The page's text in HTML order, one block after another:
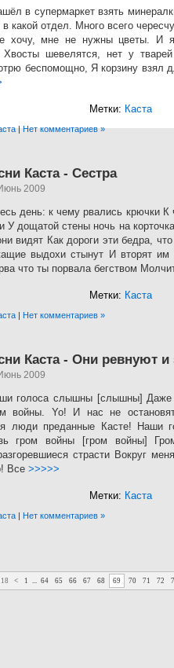
в супермаркет взять
в какой отдел. Много всего
хочу, мне не нужны цветы. И
Хвосты шевелятся, нет у
беспомощно, Я корзину взял
Метки: Каста
|Нет комментариев »
Каста - Сестра
2009
день: к чему рвались крючки
У дощатой стены ночь на
видят Как дороги эти бедра,
выдохи стынут И вторят им
что ты порвала бегством
Метки: Каста
| Нет комментариев »
Каста - Они ревнуют
2009
голоса слышны [слышны] Даже
войны. Yo! И нас не остановят
люди преданные Касте! Наши
гром войны [гром войны]
страсти Вокруг
Все >>>>>
Метки: Каста
| Нет комментариев »
< 1 ... 64 65 66 67 68 69 70 71 72